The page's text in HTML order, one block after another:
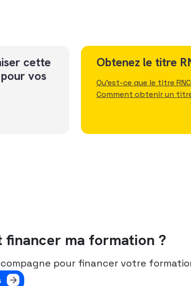
et comment y aller ?
cette
vos
Obtenez le titre
Qu'est-ce que le titre
Comment obtenir un titre
financer ma formation ?
pour financer votre